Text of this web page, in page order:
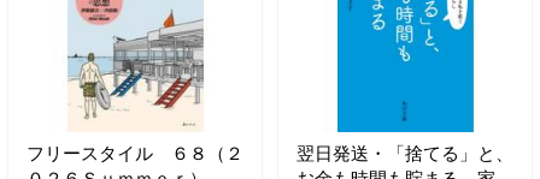
フリースタイル ６８（２
翌日発送・「捨てる」と、